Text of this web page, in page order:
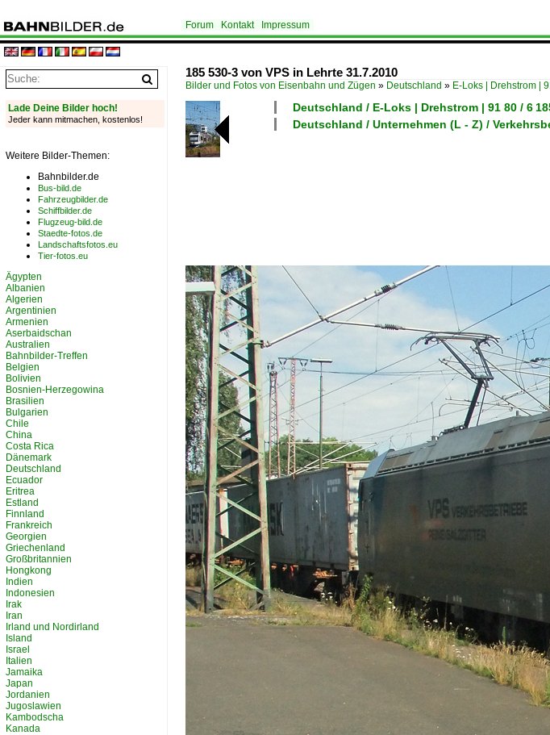
Forum Kontakt Impressum
185 530-3 von VPS in Lehrte 31.7.2010
Bilder und Fotos von Eisenbahn und Zügen » Deutschland » E-Loks | Drehstrom |
Deutschland / E-Loks | Drehstrom | 91 80 / 6
Deutschland / Unternehmen (L - Z) /
Lade Deine Bilder hoch!
Jeder kann mitmachen, kostenlos!
Weitere Bilder-Themen:
Bahnbilder.de
Bus-bild.de
Fahrzeugbilder.de
Schiffbilder.de
Flugzeug-bild.de
Staedte-fotos.de
Landschaftsfotos.eu
Tier-fotos.eu
Ägypten
Albanien
Algerien
Argentinien
Armenien
Aserbaidschan
Australien
Bahnbilder-Treffen
Belgien
Bolivien
Bosnien-Herzegowina
Brasilien
Bulgarien
Chile
China
Costa Rica
Dänemark
Deutschland
Ecuador
Eritrea
Estland
Finnland
Frankreich
Georgien
Griechenland
Großbritannien
Hongkong
Indien
Indonesien
Irak
Iran
Irland und Nordirland
Island
Israel
Italien
Jamaika
Japan
Jordanien
Jugoslawien
Kambodscha
Kanada